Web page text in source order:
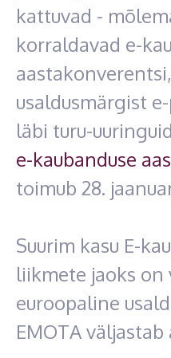
kattuvad -
korraldavad e-
usaldusmärgist
läbi turu-
e-kaubanduse
toimub 28.
Suurim kasu E-
liikmete jaoks on
euroopaline
EMOTA väljastab